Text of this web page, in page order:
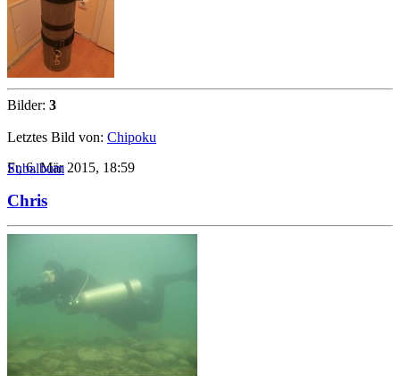
Bilder: 3
Letztes Bild von: Chipoku
Fr, 6. Mär 2015, 18:59
Subalbum
Chris